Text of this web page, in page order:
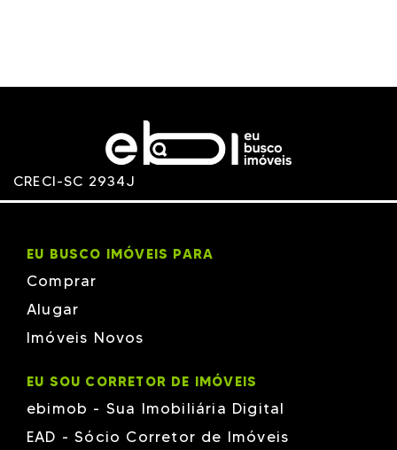
CRECI-SC 2934J
EU BUSCO IMÓVEIS PARA
Comprar
Alugar
Imóveis Novos
EU SOU CORRETOR DE IMÓVEIS
ebimob - Sua Imobiliária Digital
EAD - Sócio Corretor de Imóveis